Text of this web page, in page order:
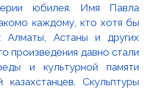
юбилея. Имя Павла
каждому, кто хотя бы
Алматы, Астаны и других
произведения давно стали
и культурной памяти
казахстанцев. Скульптуры